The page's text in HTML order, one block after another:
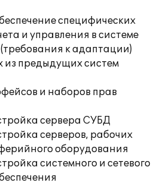
специфических
и управления в системе
к адаптации)
из предыдущих систем
и наборов прав
сервера СУБД
серверов, рабочих
оборудования
системного и сетевого